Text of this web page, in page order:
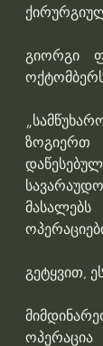
გიორგი
მასალებს
გეტყვით,